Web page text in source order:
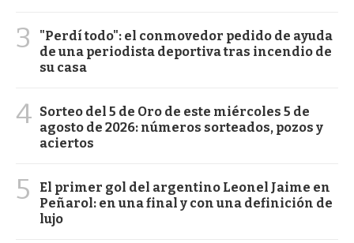
3
"Perdí todo": el conmovedor pedido de ayuda
de una periodista deportiva tras incendio de
su casa
4 Sorteo del 5 de Oro de este miércoles 5 de
agosto de 2026: números sorteados, pozos y
aciertos
5
El primer gol del argentino Leonel Jaime en
Peñarol: en una final y con una definición de
lujo